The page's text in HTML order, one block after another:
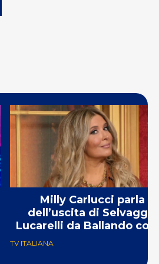
Milly Carlucci parla
dell’uscita di Selvaggia
Lucarelli da Ballando con
TV ITALIANA